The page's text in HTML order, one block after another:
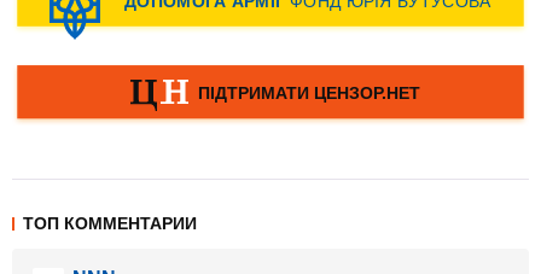
ТОП КОММЕНТАРИИ